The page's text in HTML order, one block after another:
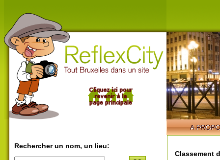
Rechercher un nom, un lieu:
Classement